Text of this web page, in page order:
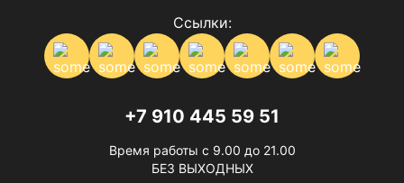
Ссылки:
+7 910 445 59 51
Время работы с 9.00 до 21.00
БЕЗ ВЫХОДНЫХ